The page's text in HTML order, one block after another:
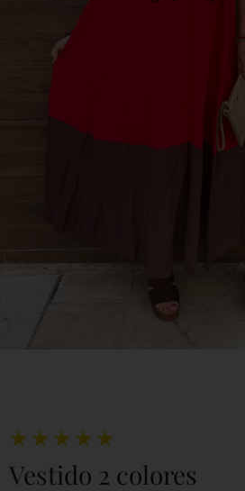
★ ★ ★ ★ ★
Vestido 2 colores